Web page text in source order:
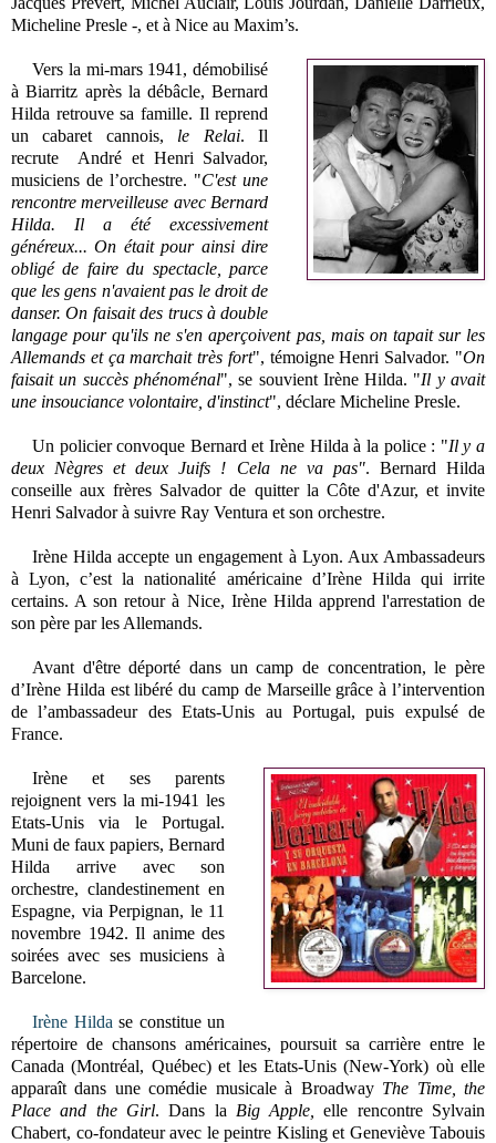
Micheline Presle -, et à Nice au Maxim’s.
Vers la mi-mars 1941, démobilisé
à Biarritz après la débâcle, Bernard
Hilda retrouve sa famille. Il reprend
un cabaret cannois, le Relai. Il
recrute André et Henri Salvador,
musiciens de l’orchestre. "C'est une
rencontre merveilleuse avec Bernard
Hilda. Il a été excessivement
généreux... On était pour ainsi dire
obligé de faire du spectacle, parce
que les gens n'avaient pas le droit de
danser. On faisait des trucs à double
langage pour qu'ils ne s'en aperçoivent pas, mais on tapait sur les
Allemands et ça marchait très fort", témoigne Henri Salvador. "On
faisait un succès phénoménal", se souvient Irène Hilda. "Il y avait
une insouciance volontaire, d'instinct", déclare Micheline Presle.
Un policier convoque Bernard et Irène Hilda à la police : "Il y a
deux Nègres et deux Juifs ! Cela ne va pas". Bernard Hilda
conseille aux frères Salvador de quitter la Côte d'Azur, et invite
Henri Salvador à suivre Ray Ventura et son orchestre.
Irène Hilda accepte un engagement à Lyon. Aux Ambassadeurs
à Lyon, c’est la nationalité américaine d’Irène Hilda qui irrite
certains. A son retour à Nice, Irène Hilda apprend l'arrestation de
son père par les Allemands.
Avant d'être déporté dans un camp de concentration, le père
d’Irène Hilda est libéré du camp de Marseille grâce à l’intervention
de l’ambassadeur des Etats-Unis au Portugal, puis expulsé de
France.
Irène et ses parents
rejoignent vers la mi-1941 les
Etats-Unis via le Portugal.
Muni de faux papiers, Bernard
Hilda arrive avec son
orchestre, clandestinement en
Espagne, via Perpignan, le 11
novembre 1942. Il anime des
soirées avec ses musiciens à
Barcelone.
Irène Hilda se constitue un
répertoire de chansons américaines, poursuit sa carrière entre le
Canada (Montréal, Québec) et les Etats-Unis (New-York) où elle
apparaît dans une comédie musicale à Broadway The Time, the
Place and the Girl. Dans la Big Apple,elle rencontre Sylvain
Chabert, co-fondateur avec le peintre Kisling et Geneviève Tabouis